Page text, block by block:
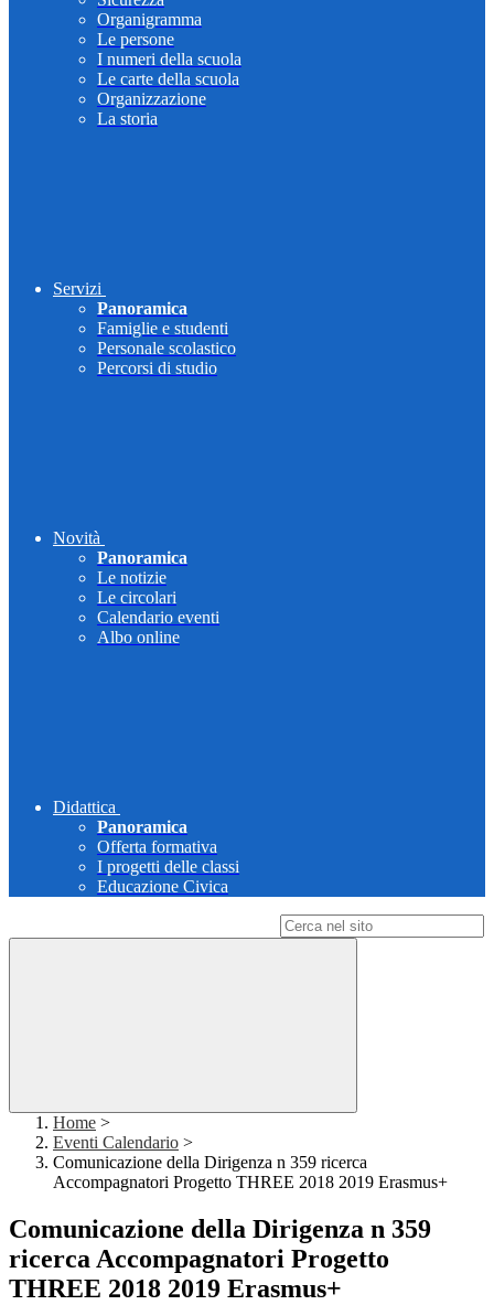
Organigramma
Le persone
I numeri della scuola
Le carte della scuola
Organizzazione
La storia
Servizi
Panoramica
Famiglie e studenti
Personale scolastico
Percorsi di studio
Novità
Panoramica
Le notizie
Le circolari
Calendario eventi
Albo online
Didattica
Panoramica
Offerta formativa
I progetti delle classi
Educazione Civica
Home >
Eventi Calendario >
Comunicazione della Dirigenza n 359 ricerca
Accompagnatori Progetto THREE 2018 2019 Erasmus+
Comunicazione della Dirigenza n 359
ricerca Accompagnatori Progetto
THREE 2018 2019 Erasmus+